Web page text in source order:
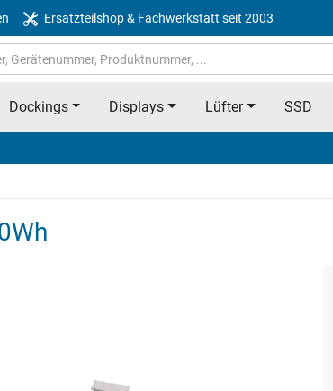
Ersatzteilshop & Fachwerkstatt seit 2003
Dockings Displays Lüfter SSD